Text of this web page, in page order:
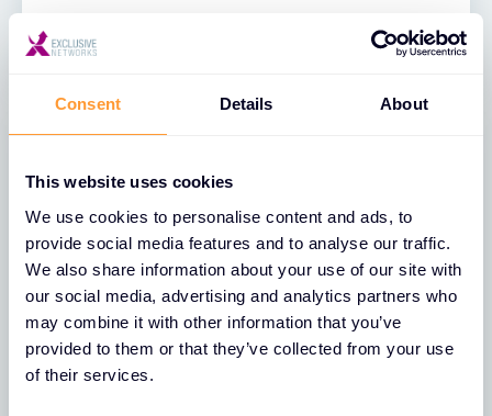
Consent Details About
This website uses cookies
We use cookies to personalise content and ads, to
provide social media features and to analyse our traffic.
We also share information about your use of our site with
our social media, advertising and analytics partners who
may combine it with other information that you’ve
provided to them or that they’ve collected from your use
of their services.
31 JANV. 2024